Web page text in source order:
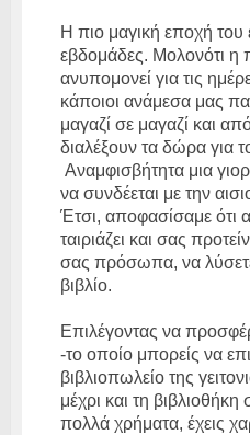
Η πιο μαγική εποχή του
εβδομάδες. Μολονότι η
ανυπομονεί για τις
κάποιοι ανάμεσα μας
μαγαζί σε μαγαζί και
διαλέξουν τα δώρα για
Αναμφισβήτητα μια
να συνδέεται με την
Έτσι, αποφασίσαμε ότι
ταιριάζει και σας
σας πρόσωπα, να
βιβλίο.
Επιλέγοντας να
-το οποίο μπορείς να
βιβλιοπωλείο της
μέχρι και τη
πολλά χρήματα, έχεις